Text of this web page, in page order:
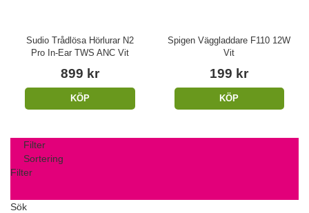
Sudio Trådlösa Hörlurar N2
Pro In-Ear TWS ANC Vit
899 kr
KÖP
Spigen Väggladdare F110 12W
Vit
199 kr
KÖP
Filter
Sortering
Filter
Sök